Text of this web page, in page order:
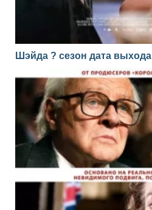
Шэйда ? сезон дата выхода